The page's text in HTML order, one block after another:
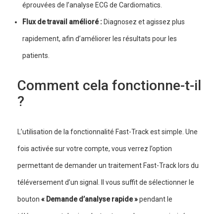
éprouvées de l’analyse ECG de Cardiomatics.
Flux de travail amélioré : Diagnosez et agissez plus
rapidement, afin d’améliorer les résultats pour les
patients.
Comment cela fonctionne-t-il
?
L’utilisation de la fonctionnalité Fast-Track est simple. Une
fois activée sur votre compte, vous verrez l’option
permettant de demander un traitement Fast-Track lors du
téléversement d’un signal. Il vous suffit de sélectionner le
bouton « Demande d’analyse rapide »pendant le